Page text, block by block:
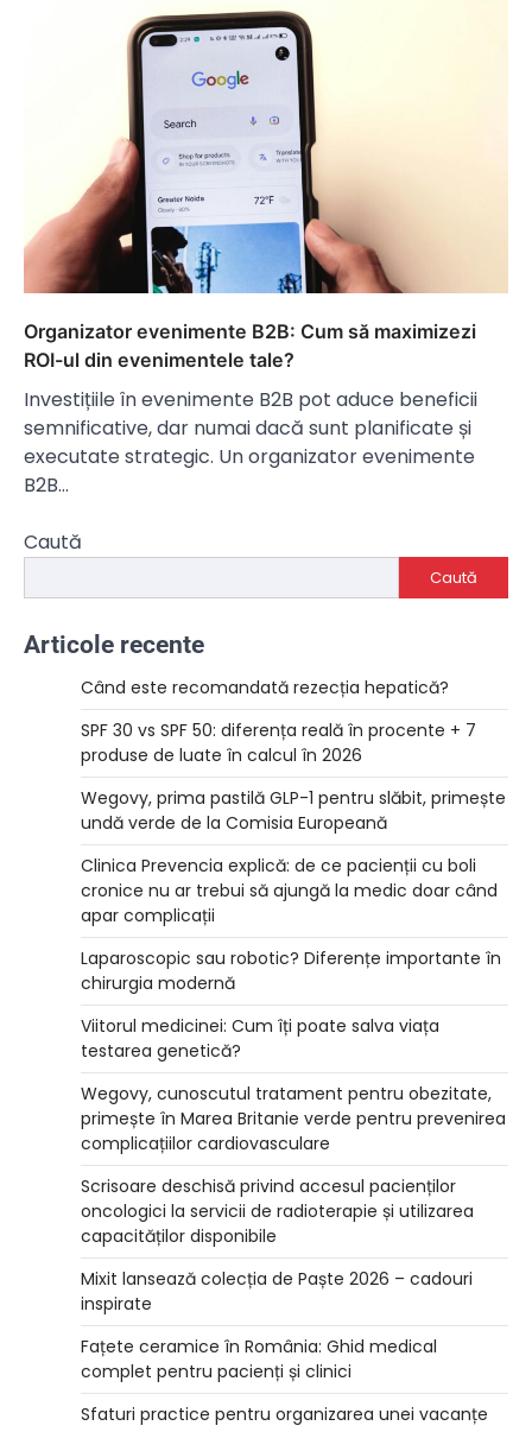
Organizator evenimente B2B: Cum să maximizezi
ROI-ul din evenimentele tale?
Investițiile în evenimente B2B pot aduce beneficii
semnificative, dar numai dacă sunt planificate și
executate strategic. Un organizator evenimente
B2B…
Caută
Caută
Articole recente
Când este recomandată rezecția hepatică?
SPF 30 vs SPF 50: diferența reală în procente + 7
produse de luate în calcul în 2026
Wegovy, prima pastilă GLP-1 pentru slăbit, primește
undă verde de la Comisia Europeană
Clinica Prevencia explică: de ce pacienții cu boli
cronice nu ar trebui să ajungă la medic doar când
apar complicații
Laparoscopic sau robotic? Diferențe importante în
chirurgia modernă
Viitorul medicinei: Cum îți poate salva viața
testarea genetică?
Wegovy, cunoscutul tratament pentru obezitate,
primește în Marea Britanie verde pentru prevenirea
complicațiilor cardiovasculare
Scrisoare deschisă privind accesul pacienților
oncologici la servicii de radioterapie și utilizarea
capacităților disponibile
Mixit lansează colecția de Paște 2026 – cadouri
inspirate
Fațete ceramice în România: Ghid medical
complet pentru pacienți și clinici
Sfaturi practice pentru organizarea unei vacanțe